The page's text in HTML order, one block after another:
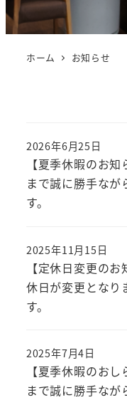
ホーム お知らせ
【夏季休暇のお
まで誠に勝手な
す。
2026年6月25日
【定休日変更の
休日が変更となり
す。
2025年11月15日
【夏季休暇のお
まで誠に勝手な
2025年7月4日